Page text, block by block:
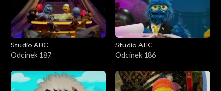
Studio ABC
Odcinek 187
Studio ABC
Odcinek 186